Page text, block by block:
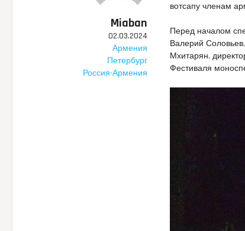
Miaban
02.03.2024
Армения
Петербург
Россия-Армения
вотсапу членам
Перед началом
Валерий
Мхитарян,
Фестиваля